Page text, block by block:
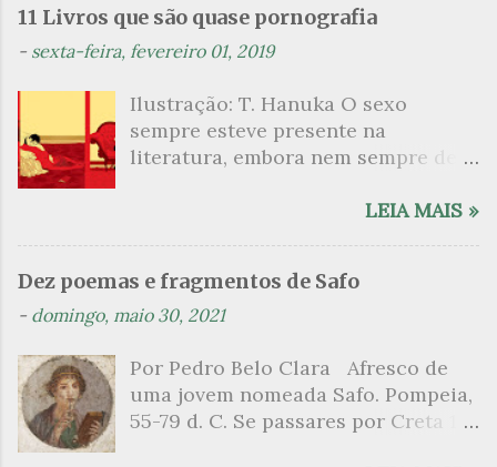
n
t
i
o
11 Livros que são quase pornografia
- sexta-feira, fevereiro 01, 2019
Ilustração: T. Hanuka O sexo
sempre esteve presente na
literatura, embora nem sempre de
que mergulharam em sua própria
psicanalítico e findaram por revelar
a partir dessa intimidade o lado
apresenta um conjunto de livros
nos quais os escritores se
desnudam, livros que dispensam o
LEIA MAIS »
Dez poemas e fragmentos de Safo
- domingo, maio 30, 2021
Por Pedro Belo Clara Afresco de
uma jovem nomeada Safo. Pompeia,
55-79 d. C. Se passares por Creta 1